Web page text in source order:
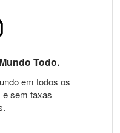
Todo.
em todos os
e sem taxas